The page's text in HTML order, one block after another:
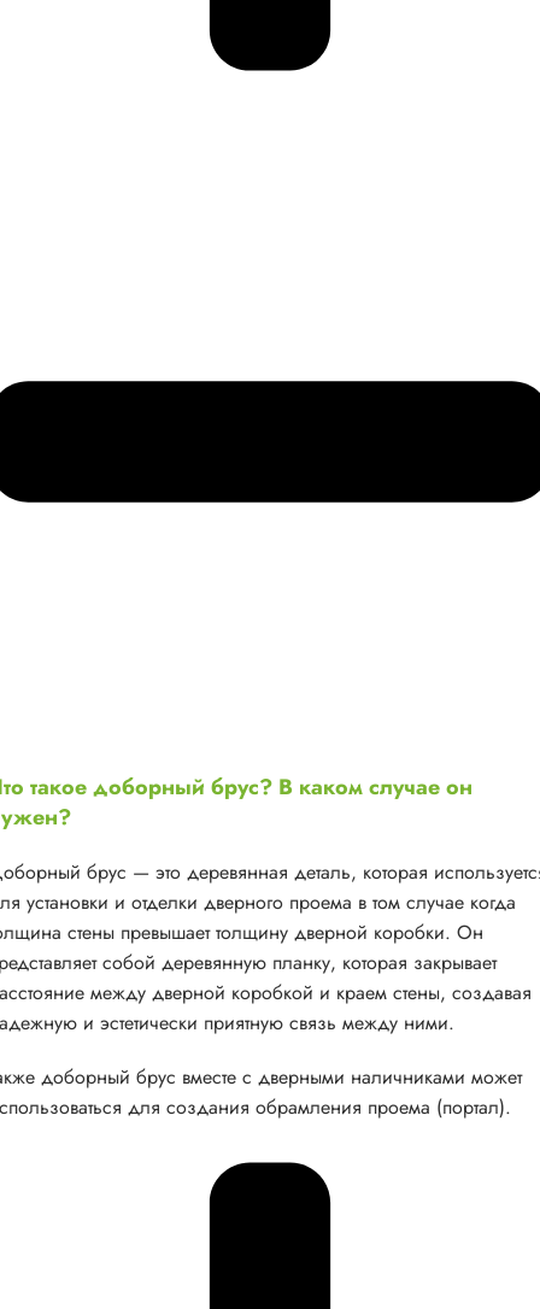
такое доборный брус? В каком случае он
брус — это деревянная деталь, которая
установки и отделки дверного проема в том случае когда
стены превышает толщину дверной коробки. Он
собой деревянную планку, которая закрывает
между дверной коробкой и краем стены, создавая
и эстетически приятную связь между ними.
доборный брус вместе с дверными наличниками может
для создания обрамления проема (портал).